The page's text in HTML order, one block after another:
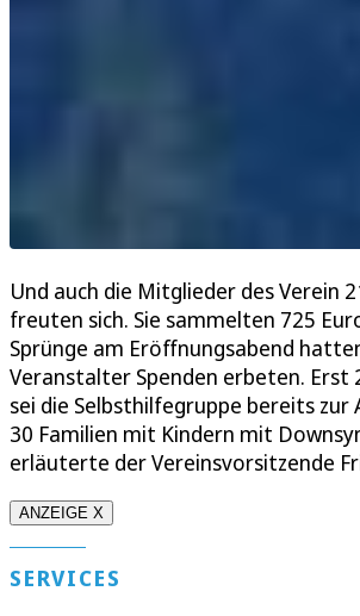
Und auch die Mitglieder des Verein
freuten sich. Sie sammelten 725
Sprünge am Eröffnungsabend
Veranstalter Spenden erbeten. Erst
sei die Selbsthilfegruppe bereits
30 Familien mit Kindern mit
erläuterte der Vereinsvorsitzende
ANZEIGE X
SERVICES